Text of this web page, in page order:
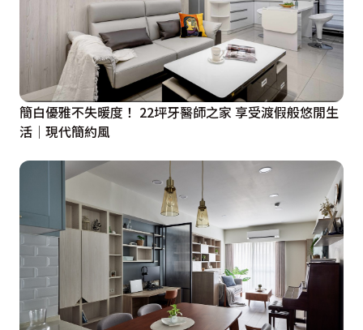
簡白優雅不失暖度！ 22坪牙醫師之家 享受渡假般悠閒生
活│現代簡約風